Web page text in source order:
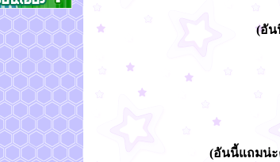
(อัน
(อันนี้แถมน่ะ